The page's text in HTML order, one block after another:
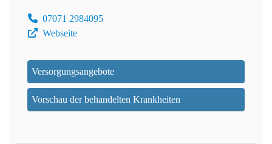
07071 2984095
Webseite
Versorgungsangebote
Vorschau der behandelten Krankheiten